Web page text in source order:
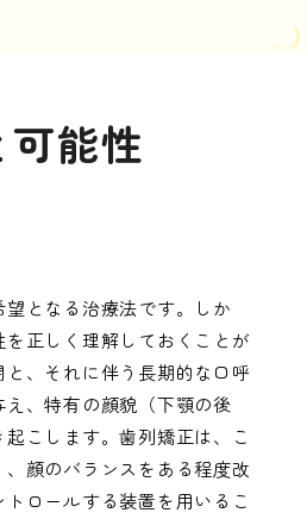
能性
となる治療法です。しか
正しく理解しておくことが
、それに伴う長期的な口呼
、特有の顔貌（下顎の後
こします。歯列矯正は、こ
顔のバランスをある程度改
ロールする装置を用いるこ